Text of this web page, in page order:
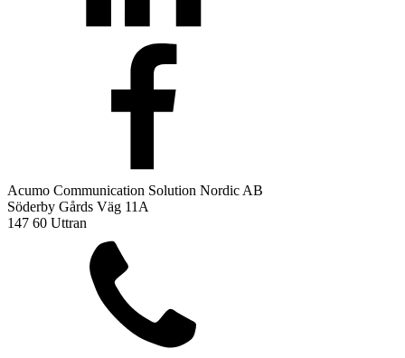
Acumo Communication Solution Nordic AB
Söderby Gårds Väg 11A
147 60 Uttran